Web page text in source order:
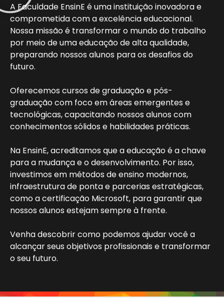
A Faculdade EnsinE é uma instituição inovadora e
comprometida com a excelência educacional.
Nossa missão é transformar o mundo do trabalho
por meio de uma educação de alta qualidade,
preparando nossos alunos para os desafios do
futuro.
Oferecemos cursos de graduação e pós-
graduação com foco em áreas emergentes e
tecnológicas, capacitando nossos alunos com
conhecimentos sólidos e habilidades práticas.
Na EnsinE, acreditamos que a educação é a chave
para a mudança e o desenvolvimento. Por isso,
investimos em métodos de ensino modernos,
infraestrutura de ponta e parcerias estratégicas,
como a certificação Microsoft, para garantir que
nossos alunos estejam sempre à frente.
Venha descobrir como podemos ajudar você a
alcançar seus objetivos profissionais e transformar
o seu futuro.